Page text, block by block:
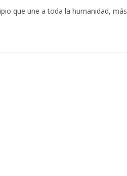
que une a toda la humanidad, más